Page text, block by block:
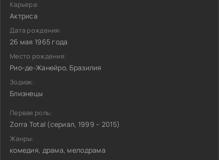
Карьера:
Актриса
Дата рождения:
26 мая 1965 года
Место рождения:
Рио-де-Жанейро, Бразилия
Зодиак:
Близнецы
Первая роль:
Zorra Total (сериал, 1999 – 2015)
Жанры:
комедия, драма, мелодрама